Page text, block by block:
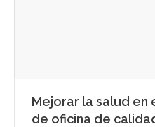
Mejorar la salud en
de oficina de